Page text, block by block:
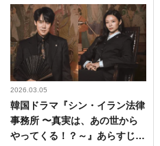
2026.03.05
韓国ドラマ『シン・イラン法律
事務所 〜真実は、あの世から
やってくる！？～』あらすじ紹